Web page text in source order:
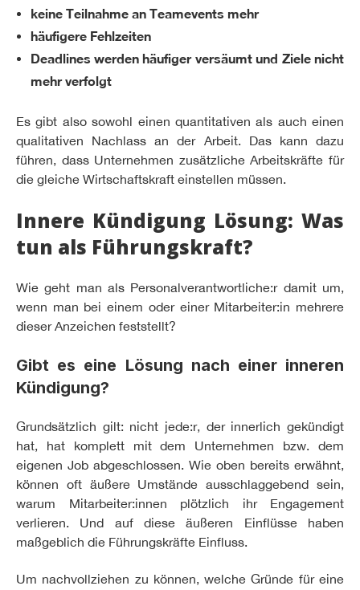
keine Teilnahme an Teamevents mehr
häufigere Fehlzeiten
Deadlines werden häufiger versäumt und Ziele nicht
mehr verfolgt
Es gibt also sowohl einen quantitativen als auch einen
qualitativen Nachlass an der Arbeit. Das kann dazu
führen, dass Unternehmen zusätzliche Arbeitskräfte für
die gleiche Wirtschaftskraft einstellen müssen.
Innere Kündigung Lösung: Was
tun als Führungskraft?
Wie geht man als Personalverantwortliche:r damit um,
wenn man bei einem oder einer Mitarbeiter:in mehrere
dieser Anzeichen feststellt?
Gibt es eine Lösung nach einer inneren
Kündigung?
Grundsätzlich gilt: nicht jede:r, der innerlich gekündigt
hat, hat komplett mit dem Unternehmen bzw. dem
eigenen Job abgeschlossen. Wie oben bereits erwähnt,
können oft äußere Umstände ausschlaggebend sein,
warum Mitarbeiter:innen plötzlich ihr Engagement
verlieren. Und auf diese äußeren Einflüsse haben
maßgeblich die Führungskräfte Einfluss.
Um nachvollziehen zu können, welche Gründe für eine